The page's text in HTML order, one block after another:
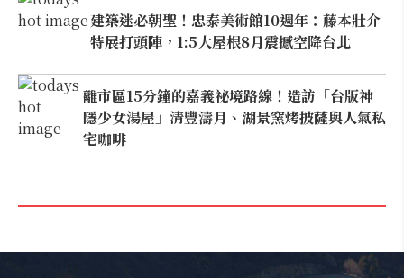
建築迷必朝聖！忠泰美術館10週年：藤本壯介
特展打頭陣，1:5大屋根8月震撼空降台北
離市區15分鐘的嘉義祕境路線！造訪「台版神
隱少女湯屋」清豐濤月、湖景窯烤披薩與人氣私
宅咖啡